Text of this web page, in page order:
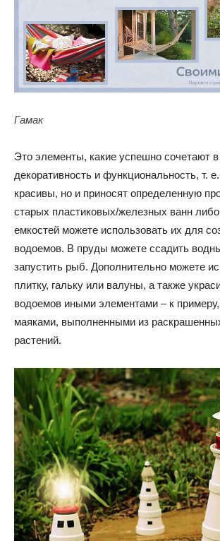
Гамак
Это элементы, какие успешно сочетают
декоративность и функциональность, т.
красивы, но и приносят определенную
старых пластиковых/железных ванн либо
емкостей можете использовать их для
водоемов. В пруды можете ссадить
запустить рыб. Дополнительно можете
плитку, гальку или валуны, а также
водоемов иными элементами – к
маяками, выполненными из
растений.